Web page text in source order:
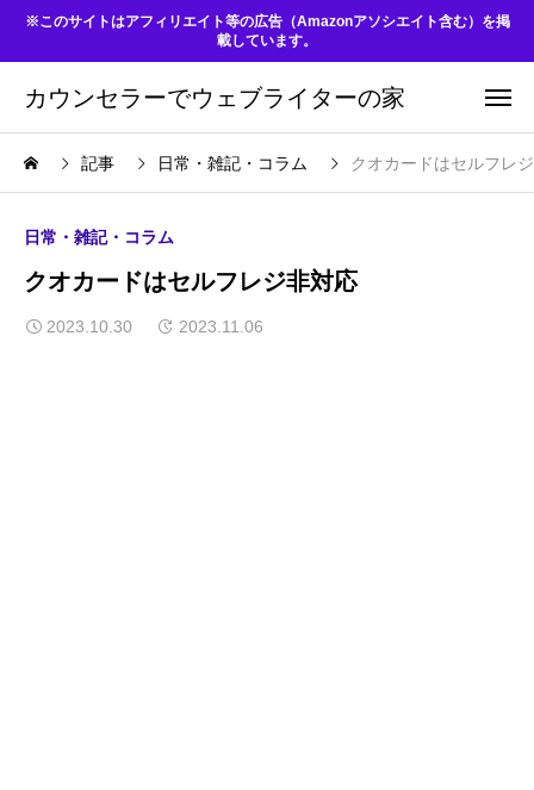
※このサイトはアフィリエイト等の広告（Amazonアソシエイト含む）を掲
載しています。
カウンセラーでウェブライターの家
記事 日常・雑記・コラム クオカードはセルフレ
日常・雑記・コラム
クオカードはセルフレジ非対応
2023.10.30 2023.11.06